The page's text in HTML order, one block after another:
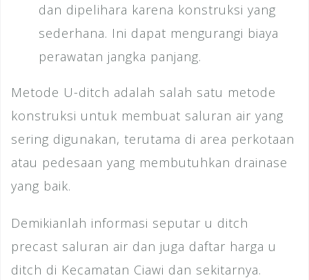
dan dipelihara karena konstruksi yang
sederhana. Ini dapat mengurangi biaya
perawatan jangka panjang.
Metode U-ditch adalah salah satu metode
konstruksi untuk membuat saluran air yang
sering digunakan, terutama di area perkotaan
atau pedesaan yang membutuhkan drainase
yang baik.
Demikianlah informasi seputar u ditch
precast saluran air dan juga daftar harga u
ditch di Kecamatan Ciawi dan sekitarnya.